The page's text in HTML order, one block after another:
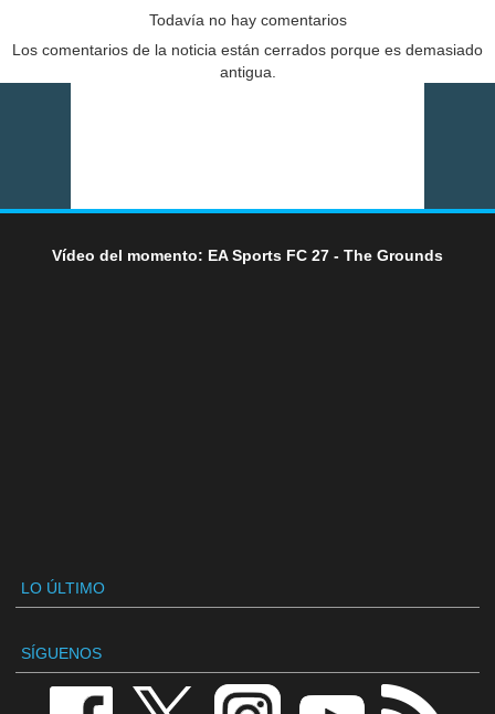
Todavía no hay comentarios
Los comentarios de la noticia están cerrados porque es demasiado
antigua.
Vídeo del momento: EA Sports FC 27 - The Grounds
LO ÚLTIMO
SÍGUENOS